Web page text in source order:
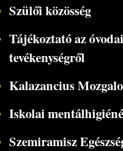
Szülői közösség
Tájékoztató az
tevékenységről
Kalazancius
Iskolai mentálhigiéné
Szemiramisz